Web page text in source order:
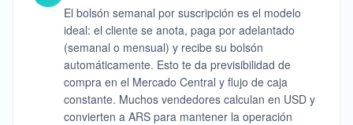
El bolsón semanal por suscripción es el modelo
ideal: el cliente se anota, paga por adelantado
(semanal o mensual) y recibe su bolsón
automáticamente. Esto te da previsibilidad de
compra en el Mercado Central y flujo de caja
constante. Muchos vendedores calculan en USD y
convierten a ARS para mantener la operación